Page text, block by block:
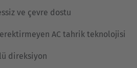
ve çevre dostu
AC tahrik teknolojisi
direksiyon